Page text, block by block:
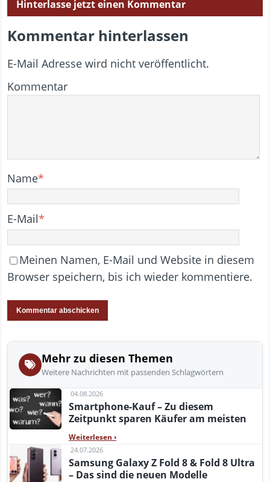
Hinterlasse jetzt einen Kommentar
Kommentar hinterlassen
E-Mail Adresse wird nicht veröffentlicht.
Kommentar
Name*
E-Mail*
Meinen Namen, E-Mail und Website in diesem
Browser speichern, bis ich wieder kommentiere.
Mehr zu diesen Themen
Weitere Nachrichten mit passenden Schlagwörtern
04.08.2026
Smartphone-Kauf – Zu diesem
Zeitpunkt sparen Käufer am meisten
Weiterlesen ›
24.07.2026
Samsung Galaxy Z Fold 8 & Fold 8 Ultra
– Das sind die neuen Modelle